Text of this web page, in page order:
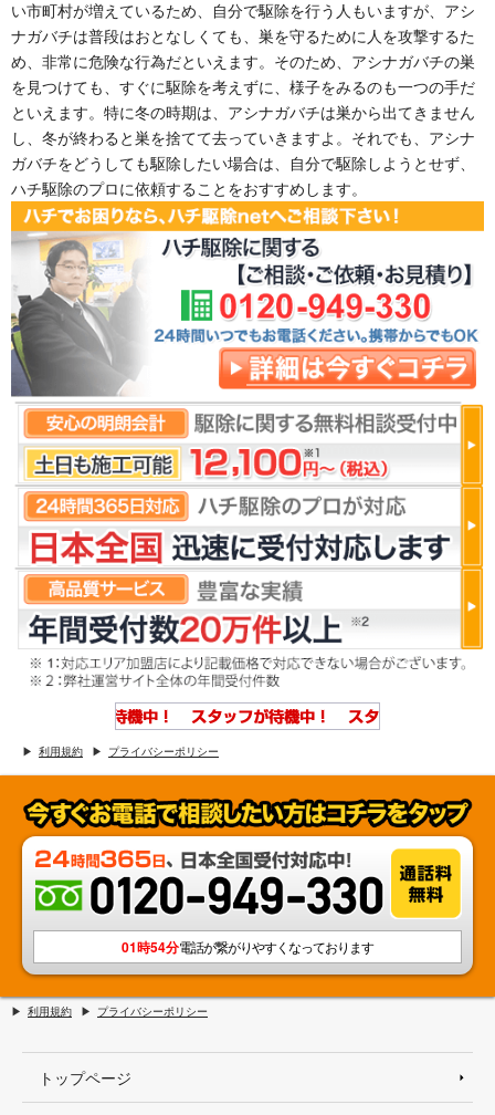
い市町村が増えているため、自分で駆除を行う人もいますが、アシ
ナガバチは普段はおとなしくても、巣を守るために人を攻撃するた
め、非常に危険な行為だといえます。そのため、アシナガバチの巣
を見つけても、すぐに駆除を考えずに、様子をみるのも一つの手だ
といえます。特に冬の時期は、アシナガバチは巣から出てきません
し、冬が終わると巣を捨てて去っていきますよ。それでも、アシナ
ガバチをどうしても駆除したい場合は、自分で駆除しようとせず、
ハチ駆除のプロに依頼することをおすすめします。
利用規約 プライバシーポリシー
01時54分電話が繋がりやすくなっております
利用規約 プライバシーポリシー
トップページ